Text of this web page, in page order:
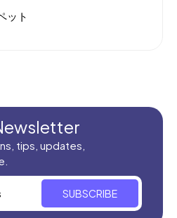
ット
tips, updates,
SUBSCRIBE